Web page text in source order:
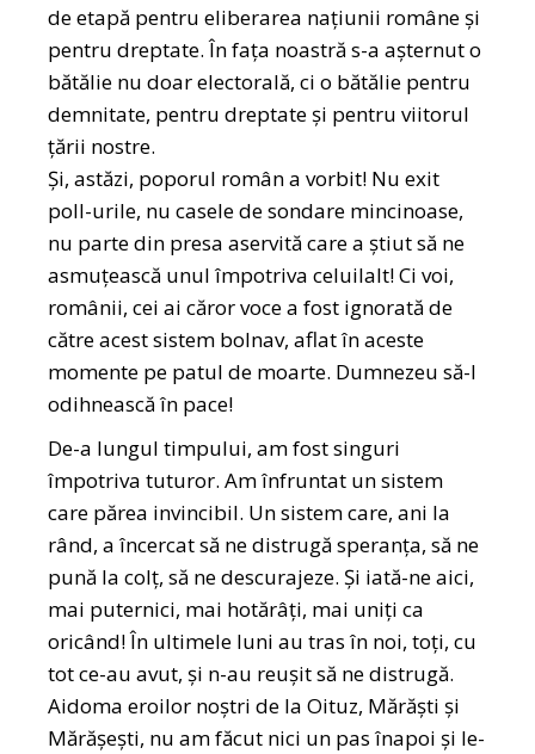
de etapă pentru eliberarea națiunii române și
pentru dreptate. În fața noastră s-a așternut o
bătălie nu doar electorală, ci o bătălie pentru
demnitate, pentru dreptate și pentru viitorul
țării nostre.
Și, astăzi, poporul român a vorbit! Nu exit
poll-urile, nu casele de sondare mincinoase,
nu parte din presa aservită care a știut să ne
asmuțească unul împotriva celuilalt! Ci voi,
românii, cei ai căror voce a fost ignorată de
către acest sistem bolnav, aflat în aceste
momente pe patul de moarte. Dumnezeu să-l
odihnească în pace!
De-a lungul timpului, am fost singuri
împotriva tuturor. Am înfruntat un sistem
care părea invincibil. Un sistem care, ani la
rând, a încercat să ne distrugă speranța, să ne
pună la colț, să ne descurajeze. Și iată-ne aici,
mai puternici, mai hotărâți, mai uniți ca
oricând! În ultimele luni au tras în noi, toți, cu
tot ce-au avut, și n-au reușit să ne distrugă.
Aidoma eroilor noștri de la Oituz, Mărăști și
Mărășești, nu am făcut nici un pas înapoi și le-